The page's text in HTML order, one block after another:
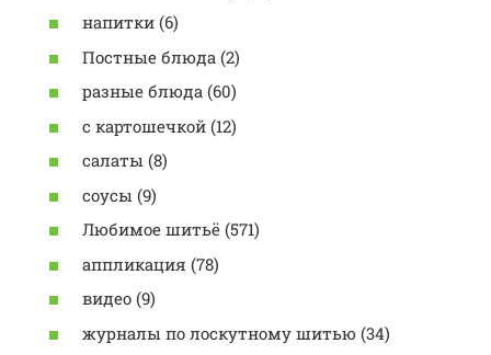
напитки (6)
Постные блюда (2)
разные блюда (60)
с картошечкой (12)
салаты (8)
соусы (9)
Любимое шитьё (571)
аппликация (78)
видео (9)
журналы по лоскутному шитью (34)